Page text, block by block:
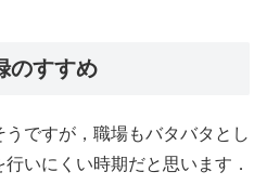
のすすめ
ですが，職場もバタバタとし
いにくい時期だと思います．